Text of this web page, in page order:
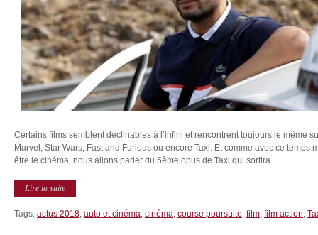
Certains films semblent déclinables à l’infini et rencontrent toujours le même
Marvel, Star Wars, Fast and Furious ou encore Taxi. Et comme avec ce temps
être le cinéma, nous allons parler du 5ème opus de Taxi qui sortira...
Lire la suite
Tags: actus 2018, auto et cinéma, cinéma, course poursuite, film, film action,